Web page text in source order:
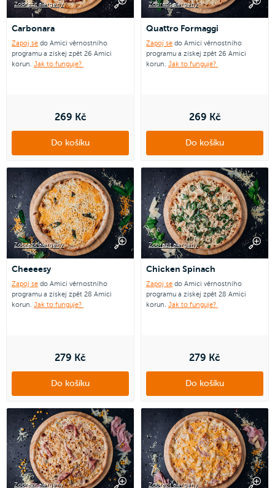
Zobrazit alergeny
Carbonara
Zapoj se do Amici věrnostního
programu a získej zpět 26 Amici
korun. Jak to funguje?
269 Kč
Do košíku
Zobrazit alergeny
Quattro Formaggi
Zapoj se do Amici věrnostního
programu a získej zpět 26 Amici
korun. Jak to funguje?
269 Kč
Do košíku
Zobrazit alergeny
Cheeeesy
Zapoj se do Amici věrnostního
programu a získej zpět 28 Amici
korun. Jak to funguje?
279 Kč
Do košíku
Zobrazit alergeny
Chicken Spinach
Zapoj se do Amici věrnostního
programu a získej zpět 28 Amici
korun. Jak to funguje?
279 Kč
Do košíku
Zobrazit alergeny Zobrazit alergeny